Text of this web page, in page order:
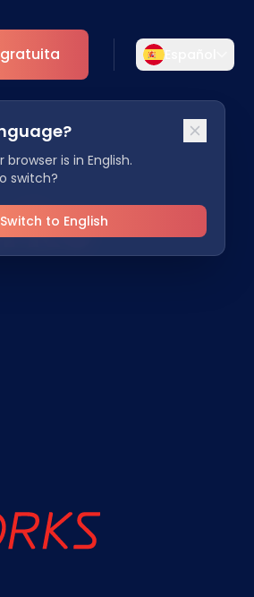
is in English.
switch?
Switch to English
Español
preferido para una
personalizada.
Deutsch
Dansk